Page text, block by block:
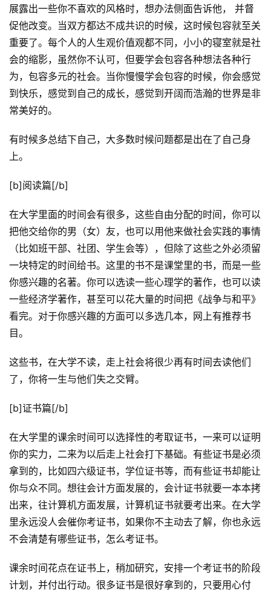
原
创
专
栏
行
业
动
态
碎
碎
念
推
荐
&
工
具
于
&
言
登录 注册
展露出一些你不喜欢的风格时，想办法侧面告诉他， 并督
促他改变。当双方都达不成共识的时候，这时候包容就至关
重要了。每个人的人生观价值观都不同，小小的寝室就是社
会的缩影，虽然你不认可，但要学会包容各种想法各种行
为，包容多元的社会。当你慢慢学会包容的时候，你会感觉
到快乐，感觉到自己的成长，感觉到开阔而浩瀚的世界是非
常美好的。
有时候多总结下自己，大多数时候问题都是出在了自己身
上。
[b]阅读篇[/b]
在大学里面的时间会有很多，这些自由分配的时间，你可以
把他交给你的男（女）友，也可以用他来做社会实践的事情
（比如班干部、社团、学生会等），但除了这些之外必须留
一块特定的时间给书。这里的书不是课堂里的书，而是一些
你感兴趣的名著。你可以选读一些心理学的著作，也可以读
一些经济学著作，甚至可以花大量的时间把《战争与和平》
看完。对于你感兴趣的方面可以多选几本，网上有推荐书
目。
这些书，在大学不读，走上社会将很少再有时间去读他们
了，你将一生与他们失之交臂。
[b]证书篇[/b]
在大学里的课余时间可以选择性的考取证书，一来可以证明
你的实力，二来为以后走上社会打下基础。有些证书是必须
拿到的，比如四六级证书，学位证书等，而有些证书却能让
你与众不同。想往会计方面发展的，会计证书就要一本本拷
出来，往计算机方面发展，计算机证书就要考出来。在大学
里永远没人会催你考证书，如果你不主动去了解，你也永远
不会清楚有哪些证书，怎么考证书。
课余时间花点在证书上，稍加研究，安排一个考证书的阶段
计划，并付出行动。很多证书是很好拿到的，只要用心付